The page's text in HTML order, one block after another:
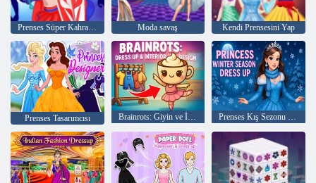
Prenses Süper Kahramanlar Moda savaş Kendi Prensesini Yap
Prenses Tasarımcısı Brainrots: Giyin ve İç Tasarım Prenses Kış Sezonu Giydirme